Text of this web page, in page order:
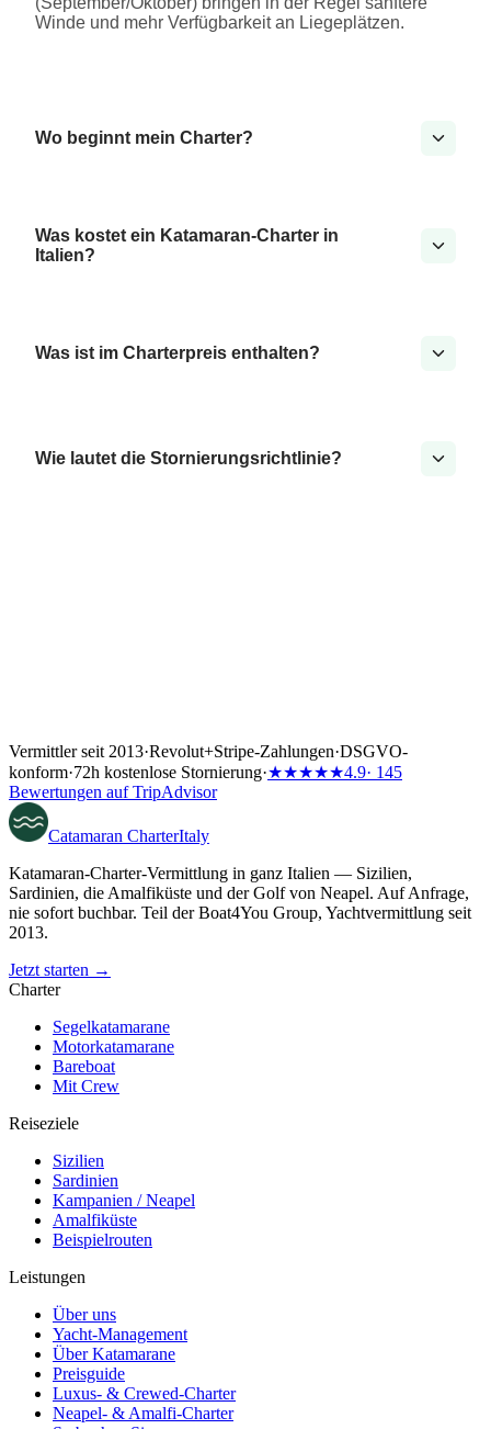
Winde und mehr Verfügbarkeit an Liegeplätzen.
Wo beginnt mein Charter?
Was kostet ein Katamaran-Charter in
Italien?
Was ist im Charterpreis enthalten?
Wie lautet die Stornierungsrichtlinie?
Vermittler seit 2013·Revolut+Stripe-Zahlungen·DSGVO-
konform·72h kostenlose Stornierung·★★★★★4.9· 145
Bewertungen auf TripAdvisor
Catamaran CharterItaly
Katamaran-Charter-Vermittlung in ganz Italien — Sizilien,
Sardinien, die Amalfiküste und der Golf von Neapel. Auf Anfrage,
nie sofort buchbar. Teil der Boat4You Group, Yachtvermittlung seit
2013.
Jetzt starten →
Charter
Segelkatamarane
Motorkatamarane
Bareboat
Mit Crew
Reiseziele
Sizilien
Sardinien
Kampanien / Neapel
Amalfiküste
Beispielrouten
Leistungen
Über uns
Yacht-Management
Über Katamarane
Preisguide
Luxus- & Crewed-Charter
Neapel- & Amalfi-Charter